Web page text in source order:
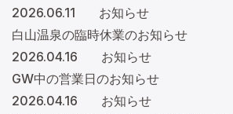
2026.06.11
お知らせ
白山温泉の臨時休業のお知らせ
2026.04.16
お知らせ
GW中の営業日のお知らせ
2026.04.16
お知らせ